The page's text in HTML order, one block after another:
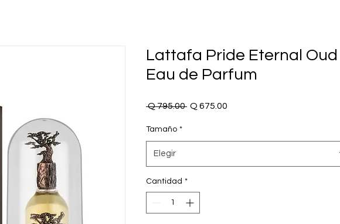
Lattafa Pride Eternal Oud
Eau de Parfum
Q 795.00 Precio
Q 675.00
Tamaño *
Elegir
Cantidad *